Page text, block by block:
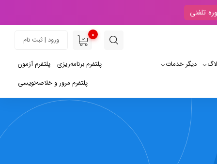
تلفنی
0
ورود | ثبت نام
دیگر خدمات پلتفرم آزمون
پلتفرم برنامه‌ریزی
پلتفرم مرور و خلاصه‌نویسی